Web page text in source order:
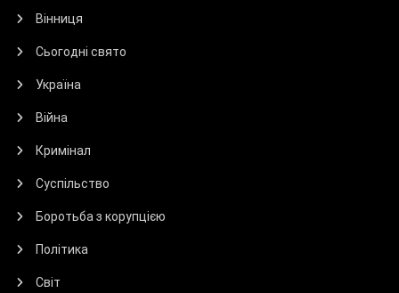
Вінниця
Сьогодні свято
Україна
Війна
Кримінал
Суспільство
Боротьба з корупцією
Політика
Світ